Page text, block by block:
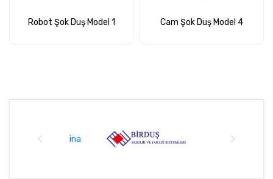
Robot Şok Duş Model 1 Cam Şok Duş Model 4